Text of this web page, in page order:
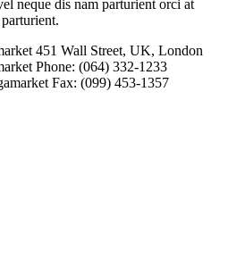
neque dis nam parturient orci at
451 Wall Street, UK, London
Phone: (064) 332-1233
Fax: (099) 453-1357